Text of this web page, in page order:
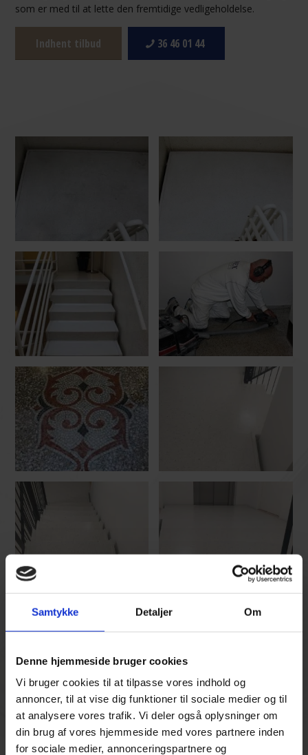
Samtykke Detaljer Om
Denne hjemmeside bruger cookies
Vi bruger cookies til at tilpasse vores indhold og
annoncer, til at vise dig funktioner til sociale medier og til
at analysere vores trafik. Vi deler også oplysninger om
din brug af vores hjemmeside med vores partnere inden
for sociale medier, annonceringspartnere og
som er med til at lette den fremtidige vedligeholdelse.
Indhent tilbud 36 46 01 44
EFTERBEHANDLING OG REPARATION
også voksbehandling, skridsikring og polering.
Efterbehandlingerne er lidt forskellige fra gulv til gulv. Desuden
har dine ønsker til gulvets udseende, samt hvor ofte det
befærdes, også en indflydelse på, hvilken efterbehandling, der
egner sig bedst. Derfor vurderer vi også altid, hvilken
behandling, som er bedst for lige netop din terrazzogulv.